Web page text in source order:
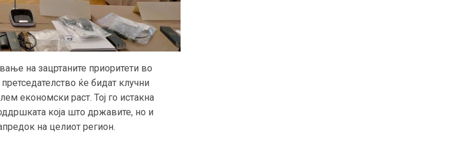
на зацртаните приоритети во
ќе бидат клучни
економски раст. Тој го истакна
која што државите, но и
на целиот регион.